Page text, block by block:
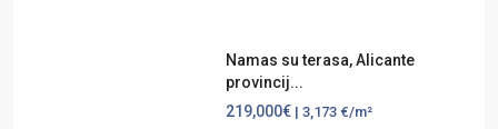
Namas su terasa, Alicante
provincij...
219,000€ | 3,173 €/m²